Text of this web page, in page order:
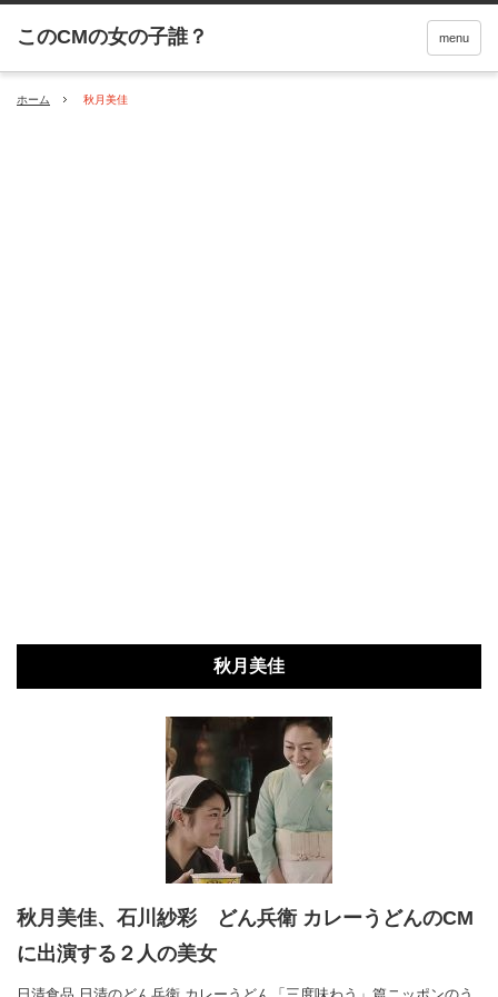
menu
ホーム 秋月美佳
秋月美佳
秋月美佳、石川紗彩 どん兵衛 カレーうどんのCM
に出演する２人の美女